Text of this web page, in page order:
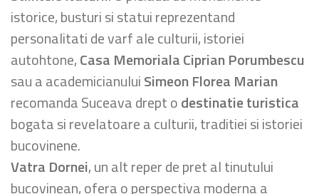
istorice, busturi si statui reprezentand
personalitati de varf ale culturii, istoriei
autohtone,Casa Memoriala Ciprian Porumbescu
sau a academicianuluiSimeon Florea Marian
recomanda Suceava drept odestinatie turistica
bogata si revelatoare a culturii, traditiei si istoriei
bucovinene.
Vatra Dornei, un alt reper de pret al tinutului
bucovinean, ofera o perspectiva moderna a